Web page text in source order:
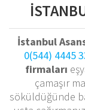
İstanbul
0(544) 4445
firmaları
çamaşır
söküldüğünde